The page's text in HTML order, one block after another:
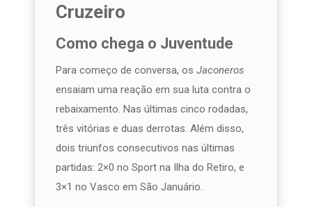
Cruzeiro
Como chega o Juventude
Para começo de conversa, os Jaconeros
ensaiam uma reação em sua luta contra o
rebaixamento. Nas últimas cinco rodadas,
três vitórias e duas derrotas. Além disso,
dois triunfos consecutivos nas últimas
partidas: 2×0 no Sport na Ilha do Retiro, e
3×1 no Vasco em São Januário.